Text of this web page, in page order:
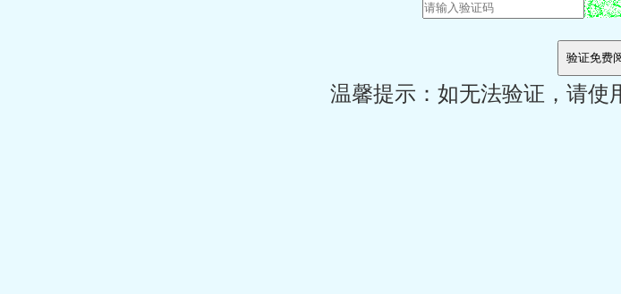
温馨提示：如无法验证，请使